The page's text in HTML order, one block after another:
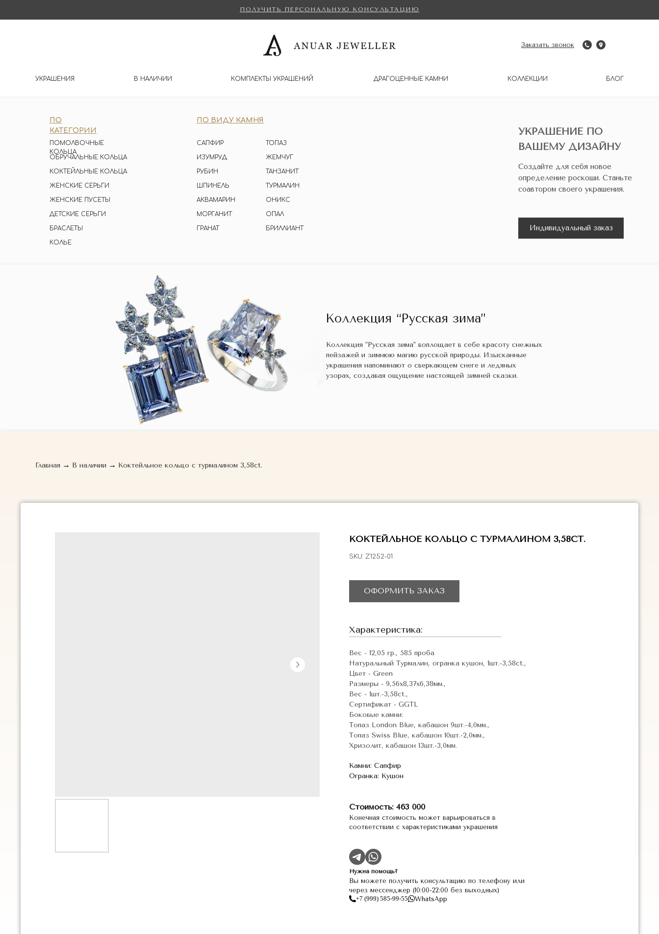
ДРАГОЦЕННЫЕ КАМНИ
УКРАШЕНИЯ КОМПЛЕКТЫ УКРАШЕНИЙ БЛОГ
КОЛЛЕКЦИИ
В НАЛИЧИИ
ПОЛУЧИТЬ ПЕРСОНАЛЬНУЮ КОНСУЛЬТАЦИЮ
Заказать звонок
ПО
КАТЕГОРИИ
ПОМОЛВОЧНЫЕ
КОЛЬЦА
ОБРУЧАЛЬНЫЕ КОЛЬЦА
ЖЕНСКИЕ СЕРЬГИ
КОКТЕЙЛЬНЫЕ КОЛЬЦА
ЖЕНСКИЕ ПУСЕТЫ
ДЕТСКИЕ СЕРЬГИ
БРАСЛЕТЫ
КОЛЬЕ
ПО ВИДУ КАМНЯ
САПФИР
ИЗУМРУД
ШПИНЕЛЬ
РУБИН
АКВАМАРИН
МОРГАНИТ
ГРАНАТ БРИЛЛИАНТ
ТОПАЗ
ЖЕМЧУГ
ТУРМАЛИН
ТАНЗАНИТ
ОНИКС
ОПАЛ
УКРАШЕНИЕ ПО
ВАШЕМУ ДИЗАЙНУ
Создайте для себя новое
определение роскоши. Станьте
соавтором своего украшения.
Индивидуальный заказ
Коллекция “Русская зима”
Коллекция "Русская зима" воплощает в себе красоту снежных
пейзажей и зимнюю магию русской природы. Изысканные
украшения напоминают о сверкающем снеге и ледяных
узорах, создавая ощущение настоящей зимней сказки.
Главная → В наличии → Коктейльное кольцо с турмалином 3,58ct.
КОКТЕЙЛЬНОЕ КОЛЬЦО С ТУРМАЛИНОМ 3,58CT.
SKU: Z1252-01
ОФОРМИТЬ ЗАКАЗ
Характеристика:
Вес - 12,05 гр., 585 проба
Натуральный Турмалин, огранка кушон, 1шт.-3,58ct.,
Цвет - Green
Размеры - 9,56х8,37х6,38мм.,
Вес - 1шт.-3,58ct.,
Сертификат - GGTL
Боковые камни:
Топаз London Blue, кабашон 9шт.-4,0мм.,
Топаз Swiss Blue, кабашон 10шт.-2,0мм.,
Хризолит, кабашон 13шт.-3,0мм.
Камни: Сапфир
Огранка: Кушон
Стоимость: 463 000
Конечная стоимость может варьироваться в
соответствии с характеристиками украшения
Нужна помощь?
Вы можете получить консультацию по телефону или
через мессенджер (10:00-22:00 без выходных)
+7 (999) 585-99-55
WhatsApp